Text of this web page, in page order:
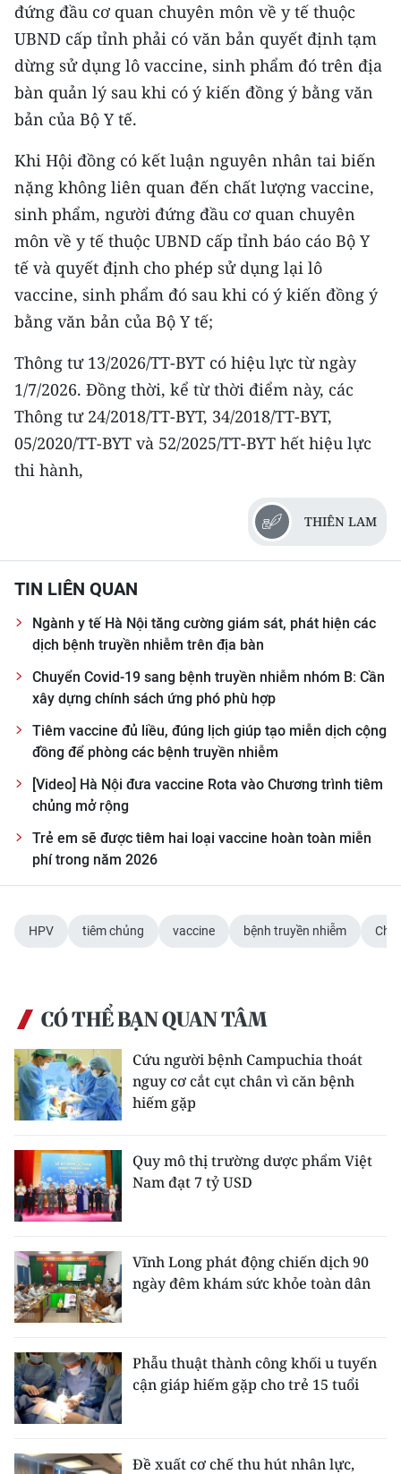
đứng đầu cơ quan chuyên môn về y tế thuộc
UBND cấp tỉnh phải có văn bản quyết định tạm
dừng sử dụng lô vaccine, sinh phẩm đó trên địa
bàn quản lý sau khi có ý kiến đồng ý bằng văn
bản của Bộ Y tế.
Khi Hội đồng có kết luận nguyên nhân tai biến
nặng không liên quan đến chất lượng vaccine,
sinh phẩm, người đứng đầu cơ quan chuyên
môn về y tế thuộc UBND cấp tỉnh báo cáo Bộ Y
tế và quyết định cho phép sử dụng lại lô
vaccine, sinh phẩm đó sau khi có ý kiến đồng ý
bằng văn bản của Bộ Y tế;
Thông tư 13/2026/TT-BYT có hiệu lực từ ngày
1/7/2026. Đồng thời, kể từ thời điểm này, các
Thông tư 24/2018/TT-BYT, 34/2018/TT-BYT,
05/2020/TT-BYT và 52/2025/TT-BYT hết hiệu lực
thi hành,
THIÊN LAM
TIN LIÊN QUAN
Ngành y tế Hà Nội tăng cường giám sát, phát hiện các
dịch bệnh truyền nhiễm trên địa bàn
Chuyển Covid-19 sang bệnh truyền nhiễm nhóm B: Cần
xây dựng chính sách ứng phó phù hợp
Tiêm vaccine đủ liều, đúng lịch giúp tạo miễn dịch cộng
đồng để phòng các bệnh truyền nhiễm
[Video] Hà Nội đưa vaccine Rota vào Chương trình tiêm
chủng mở rộng
Trẻ em sẽ được tiêm hai loại vaccine hoàn toàn miễn
phí trong năm 2026
HPV tiêm chủng vaccine bệnh truyền nhiễm
CÓ THỂ BẠN QUAN TÂM
Cứu người bệnh Campuchia thoát
nguy cơ cắt cụt chân vì căn bệnh
hiếm gặp
Quy mô thị trường dược phẩm Việt
Nam đạt 7 tỷ USD
Vĩnh Long phát động chiến dịch 90
ngày đêm khám sức khỏe toàn dân
Phẫu thuật thành công khối u tuyến
cận giáp hiếm gặp cho trẻ 15 tuổi
Đề xuất cơ chế thu hút nhân lực,